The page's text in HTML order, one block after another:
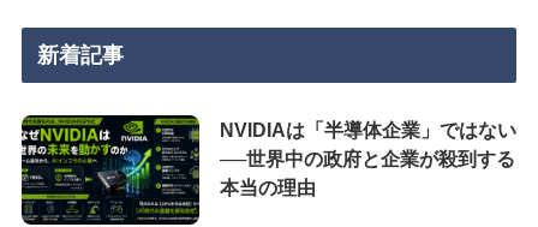
新着記事
NVIDIAは「半導体企業」ではない
──世界中の政府と企業が殺到する
本当の理由